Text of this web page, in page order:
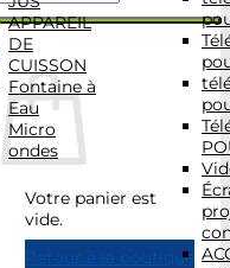
Votre panier est
vide.
Retour à la boutique
APPAREIL
DE
CUISSON
Fontaine à
Eau
Micro
ondes